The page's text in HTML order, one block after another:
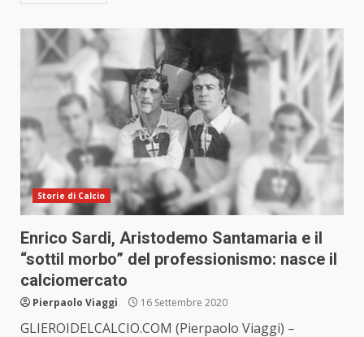
Storie di Calcio
Enrico Sardi, Aristodemo Santamaria e il
“sottil morbo” del professionismo: nasce il
calciomercato
Pierpaolo Viaggi 16 Settembre 2020
GLIEROIDELCALCIO.COM (Pierpaolo Viaggi) –